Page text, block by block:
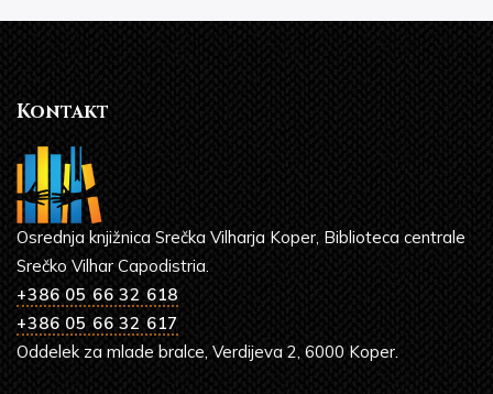
Kontakt
Osrednja knjižnica Srečka Vilharja Koper, Biblioteca centrale
Srečko Vilhar Capodistria.
+386 05 66 32 618
+386 05 66 32 617
Oddelek za mlade bralce, Verdijeva 2, 6000 Koper.